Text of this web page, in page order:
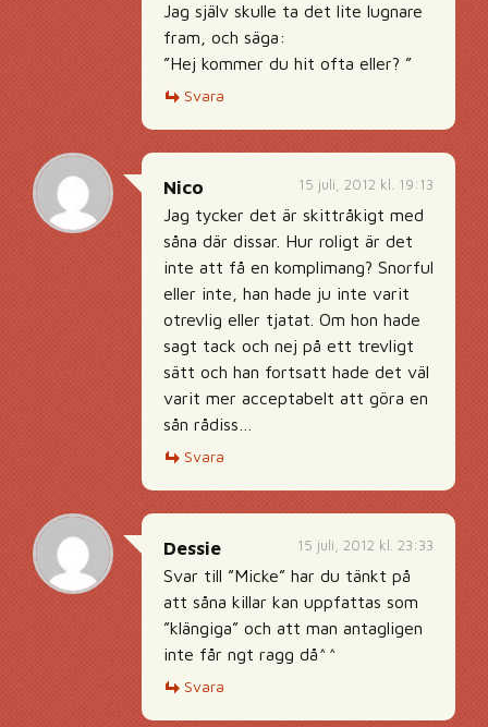
Jag själv skulle ta det lite lugnare
fram, och säga:
”Hej kommer du hit ofta eller? ”
Svara
15 juli, 2012 kl. 19:13
Nico
Jag tycker det är skittråkigt med
såna där dissar. Hur roligt är det
inte att få en komplimang? Snorful
eller inte, han hade ju inte varit
otrevlig eller tjatat. Om hon hade
sagt tack och nej på ett trevligt
sätt och han fortsatt hade det väl
varit mer acceptabelt att göra en
sån rådiss…
Svara
15 juli, 2012 kl. 23:33
Dessie
Svar till ”Micke” har du tänkt på
att såna killar kan uppfattas som
”klängiga” och att man antagligen
inte får ngt ragg då^^
Svara